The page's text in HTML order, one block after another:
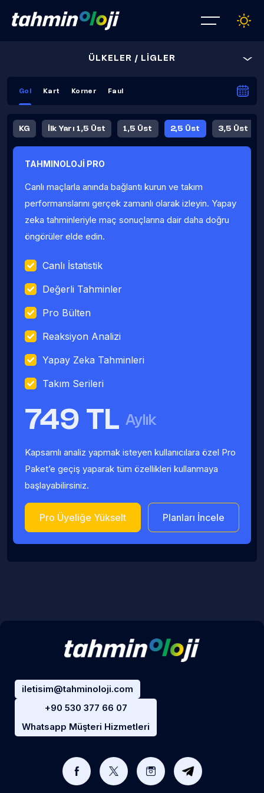
ÜLKELER / LİGLER
Gol Kart Korner Faul
KG İlk Yarı 1,5 Üst 1,5 Üst 2,5 Üst 3,5 Üst
Fauller Ortalama
TAHMINOLOJİ PRO
Canlı maçlarla anında bağlantı kurun ve takım
performanslarını gerçek zamanlı olarak izleyin. Yapay
zeka tahminleriyle maç sonuçlarına dair daha doğru
öngörüler elde edin.
Canlı İstatistik
Değerli Tahminler
Pro Bülten
Reaksiyon Analizi
Yapay Zeka Tahminleri
Takım Serileri
749 TL Aylık
Kapsamlı analiz yapmak isteyen kullanıcılara özel Pro
Paket’e geçiş yaparak tüm özellikleri kullanmaya
başlayabilirsiniz.
Pro Üyeliğe Yükselt Planları İncele
iletisim@tahminoloji.com
+90 530 377 66 07
Whatsapp Müşteri Hizmetleri